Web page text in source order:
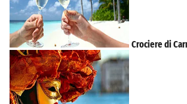
Crociere di